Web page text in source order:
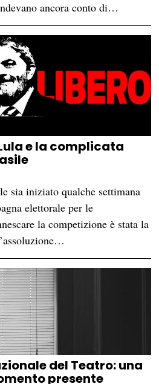
ancora conto di…
e la complicata
sia iniziato qualche settimana
elettorale per le
la competizione è stata la
del Teatro: una
presente